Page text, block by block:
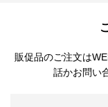
販促品のご注文は
話かお問い